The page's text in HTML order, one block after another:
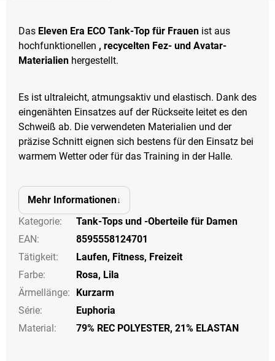
Das Eleven Era ECO Tank-Top für Frauen ist aus
hochfunktionellen , recycelten Fez- und Avatar-
Materialien hergestellt.
Es ist ultraleicht, atmungsaktiv und elastisch. Dank des
eingenähten Einsatzes auf der Rückseite leitet es den
Schweiß ab. Die verwendeten Materialien und der
präzise Schnitt eignen sich bestens für den Einsatz bei
warmem Wetter oder für das Training in der Halle.
Mehr Informationen
Kategorie:
Tank-Tops und -Oberteile für Damen
EAN:
8595558124701
Tätigkeit: Laufen, Fitness, Freizeit
Farbe: Rosa, Lila
Ärmellänge:
Kurzarm
Série:
Euphoria
Material:
79% REC POLYESTER, 21% ELASTAN